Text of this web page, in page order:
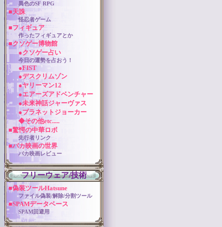
異色のSF RPG
■天誅
怪忍者ゲーム
■フィギュア
作ったフィギュアとか
■クソゲー博物館
●クソゲー占い
今日の運勢を占おう！
●FIST
●デスクリムゾン
●ヤリーマン12
●エアーズアドベンチャー
●未来神話ジャーヴァス
●プラネットジョーカー
◆その他etc.....
■驚愕の中華ロボ
先行者リンク
■バカ映画の世界
バカ映画レビュー
フリーウェア/技術
■偽装ツールHatsune
ファイル偽装/解除/分割ツール
■SPAMデータベース
SPAM回避用